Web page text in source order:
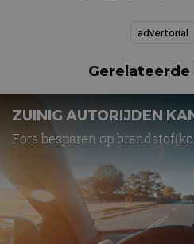
advertorial
ZUINIG AUTORIJDEN
Fors besparen op